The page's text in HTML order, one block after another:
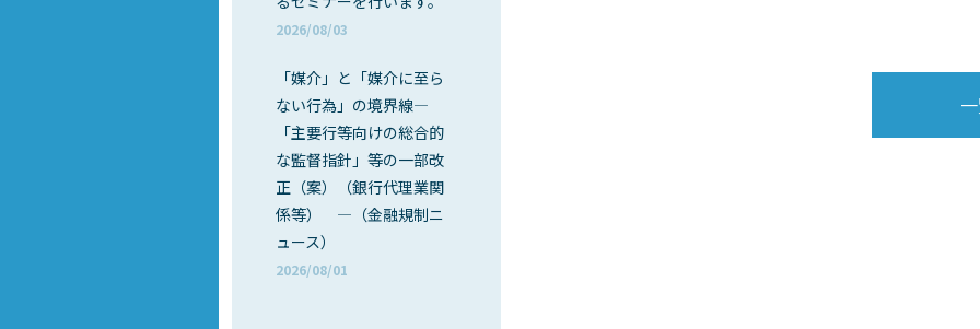
2026/08/03
「媒介」と「媒介に至ら
ない行為」の境界線―
「主要行等向けの総合的
な監督指針」等の一部改
正（案）（銀行代理業関
係等） ―（金融規制ニ
ュース）
2026/08/01